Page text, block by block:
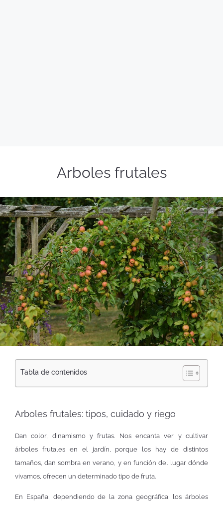
Arboles frutales
Tabla de contenidos
Arboles frutales: tipos, cuidado y riego
Dan color, dinamismo y frutas. Nos encanta ver y cultivar
árboles frutales en el jardín, porque los hay de distintos
tamaños, dan sombra en verano, y en función del lugar dónde
vivamos, ofrecen un determinado tipo de fruta.
En España, dependiendo de la zona geográfica, los árboles